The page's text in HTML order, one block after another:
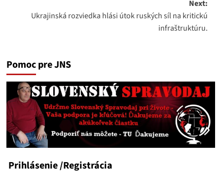
Next:
Ukrajinská rozviedka hlási útok ruských síl na kritickú
infraštruktúru.
Pomoc pre JNS
Prihlásenie/Registrácia